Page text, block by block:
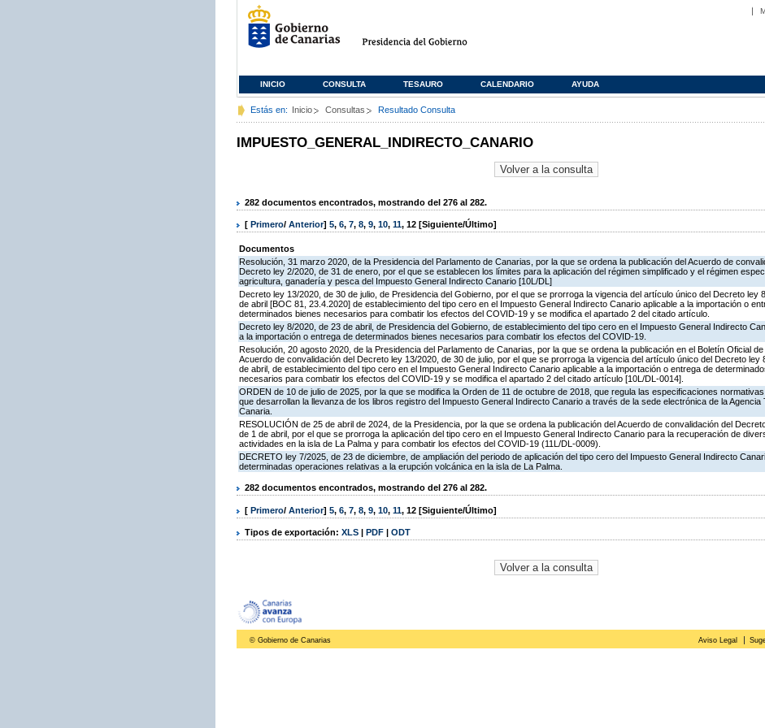
INICIO CONSULTA TESAURO CALENDARIO AYUDA
Estás en: Inicio Consultas Resultado Consulta
IMPUESTO_GENERAL_INDIRECTO_CANARIO
282 documentos encontrados, mostrando del 276 al 282.
[ Primero/ Anterior] 5, 6, 7, 8, 9, 10, 11, 12 [Siguiente/Último]
Documentos
Resolución, 31 marzo 2020, de la Presidencia del Parlamento de Canarias, por la que se ordena la publicación del Acuerdo de
Decreto ley 2/2020, de 31 de enero, por el que se establecen los límites para la aplicación del régimen simplificado y el régimen
agricultura, ganadería y pesca del Impuesto General Indirecto Canario [10L/DL]
Decreto ley 13/2020, de 30 de julio, de Presidencia del Gobierno, por el que se prorroga la vigencia del artículo único del Decreto ley
de abril [BOC 81, 23.4.2020] de establecimiento del tipo cero en el Impuesto General Indirecto Canario aplicable a la importación o
determinados bienes necesarios para combatir los efectos del COVID-19 y se modifica el apartado 2 del citado artículo.
Decreto ley 8/2020, de 23 de abril, de Presidencia del Gobierno, de establecimiento del tipo cero en el Impuesto General Indirecto
a la importación o entrega de determinados bienes necesarios para combatir los efectos del COVID-19.
Resolución, 20 agosto 2020, de la Presidencia del Parlamento de Canarias, por la que se ordena la publicación en el Boletín Oficial de
Acuerdo de convalidación del Decreto ley 13/2020, de 30 de julio, por el que se prorroga la vigencia del artículo único del Decreto ley
de abril, de establecimiento del tipo cero en el Impuesto General Indirecto Canario aplicable a la importación o entrega de
necesarios para combatir los efectos del COVID-19 y se modifica el apartado 2 del citado artículo [10L/DL-0014].
ORDEN de 10 de julio de 2025, por la que se modifica la Orden de 11 de octubre de 2018, que regula las especificaciones
que desarrollan la llevanza de los libros registro del Impuesto General Indirecto Canario a través de la sede electrónica de la Agencia
Canaria.
RESOLUCIÓN de 25 de abril de 2024, de la Presidencia, por la que se ordena la publicación del Acuerdo de convalidación del
de 1 de abril, por el que se prorroga la aplicación del tipo cero en el Impuesto General Indirecto Canario para la recuperación de
actividades en la isla de La Palma y para combatir los efectos del COVID-19 (11L/DL-0009).
DECRETO ley 7/2025, de 23 de diciembre, de ampliación del periodo de aplicación del tipo cero del Impuesto General Indirecto
determinadas operaciones relativas a la erupción volcánica en la isla de La Palma.
282 documentos encontrados, mostrando del 276 al 282.
[ Primero/ Anterior] 5, 6, 7, 8, 9, 10, 11, 12 [Siguiente/Último]
Tipos de exportación: XLS | PDF | ODT
© Gobierno de Canarias Aviso Legal